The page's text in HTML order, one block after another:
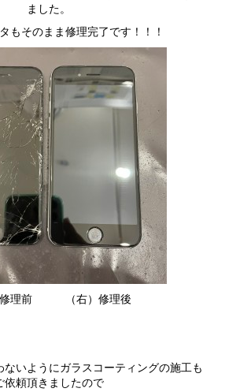
ました。
もそのまま修理完了です！！！
修理前 （右）修理後
ないようにガラスコーティングの施工も
依頼頂きましたので